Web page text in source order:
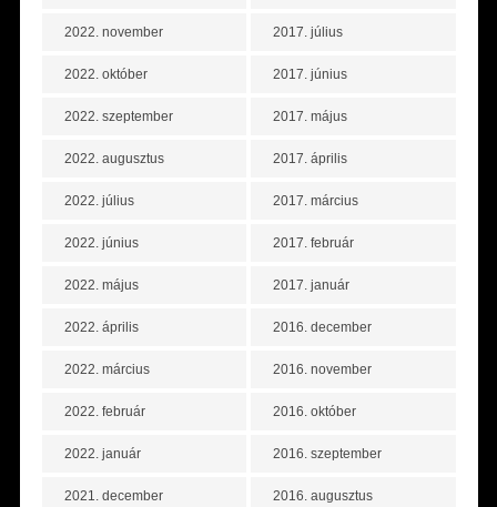
2022. november
2022. október
2022. szeptember
2022. augusztus
2022. július
2022. június
2022. május
2022. április
2022. március
2022. február
2022. január
2021. december
2017. július
2017. június
2017. május
2017. április
2017. március
2017. február
2017. január
2016. december
2016. november
2016. október
2016. szeptember
2016. augusztus